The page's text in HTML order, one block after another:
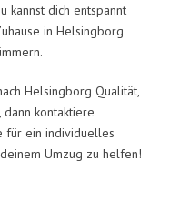
kannst dich entspannt
in Helsingborg
Helsingborg Qualität,
kontaktiere
für ein individuelles
Umzug zu helfen!